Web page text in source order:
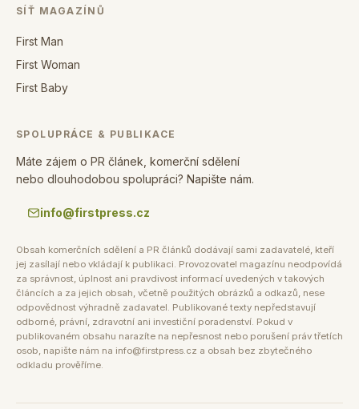
SÍŤ MAGAZÍNŮ
First Man
First Woman
First Baby
SPOLUPRÁCE & PUBLIKACE
Máte zájem o PR článek, komerční sdělení
nebo dlouhodobou spolupráci? Napište nám.
info@firstpress.cz
Obsah komerčních sdělení a PR článků dodávají sami zadavatelé, kteří
jej zasílají nebo vkládají k publikaci. Provozovatel magazínu neodpovídá
za správnost, úplnost ani pravdivost informací uvedených v takových
článcích a za jejich obsah, včetně použitých obrázků a odkazů, nese
odpovědnost výhradně zadavatel. Publikované texty nepředstavují
odborné, právní, zdravotní ani investiční poradenství. Pokud v
publikovaném obsahu narazíte na nepřesnost nebo porušení práv třetích
osob, napište nám na info@firstpress.cz a obsah bez zbytečného
odkladu prověříme.